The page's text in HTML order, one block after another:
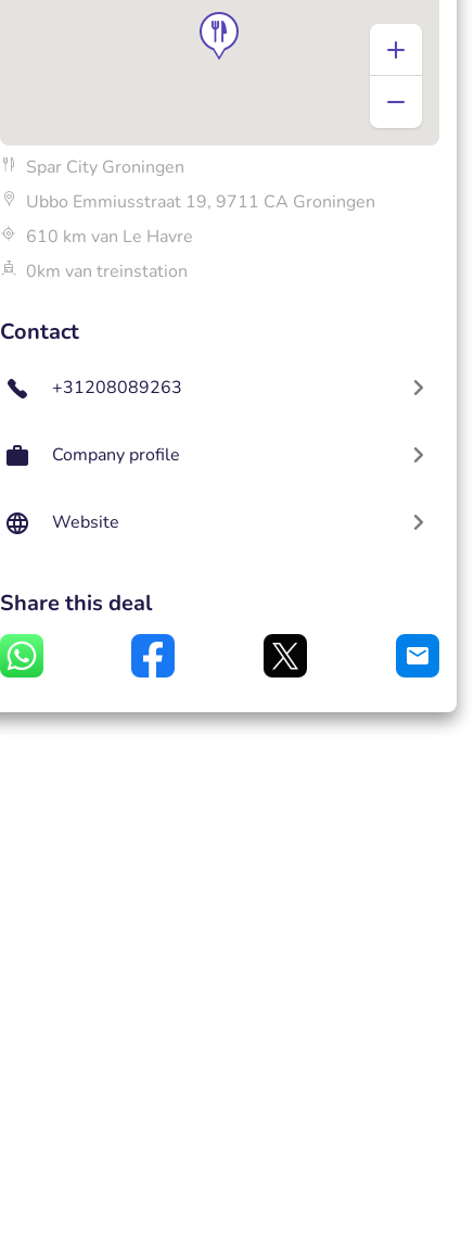
Spar City Groningen
Ubbo Emmiusstraat 19, 9711 CA Groningen
610 km van Le Havre
0km van treinstation
Contact
+31208089263
Company profile
Website
Share this deal